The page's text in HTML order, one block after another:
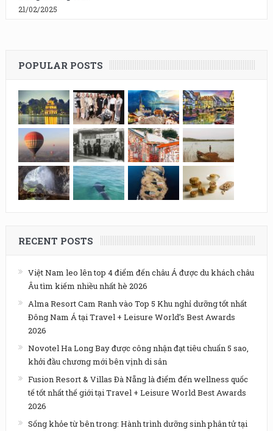
21/02/2025
POPULAR POSTS
RECENT POSTS
Việt Nam leo lên top 4 điểm đến châu Á được du khách châu
Âu tìm kiếm nhiều nhất hè 2026
Alma Resort Cam Ranh vào Top 5 Khu nghỉ dưỡng tốt nhất
Đông Nam Á tại Travel + Leisure World’s Best Awards
2026
Novotel Ha Long Bay được công nhận đạt tiêu chuẩn 5 sao,
khởi đầu chương mới bên vịnh di sản
Fusion Resort & Villas Đà Nẵng là điểm đến wellness quốc
tế tốt nhất thế giới tại Travel + Leisure World Best Awards
2026
Sống khỏe từ bên trong: Hành trình dưỡng sinh phân tử tại